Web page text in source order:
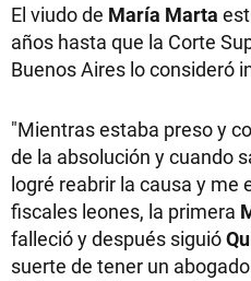
El viudo de María Marta
años hasta que la Corte
Buenos Aires lo consideró
"Mientras estaba preso y
de la absolución y cuando
logré reabrir la causa y me
fiscales leones, la primera
falleció y después siguió
suerte de tener un